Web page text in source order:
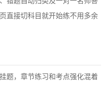
直接切科目就开始练不用多余
题，章节练习和考点强化混着